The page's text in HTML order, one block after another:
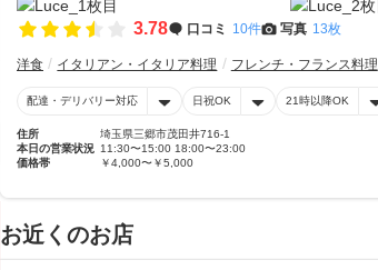
3.78 口コミ 10件 写真 13枚
洋食 イタリアン・イタリア料理 フレンチ・フランス料理
配達・デリバリー対応 日祝OK 21時以降OK
住所
埼玉県三郷市茂田井716-1
本日の営業状況 11:30〜15:00 18:00〜23:00
価格帯
￥4,000〜￥5,000
お近くのお店